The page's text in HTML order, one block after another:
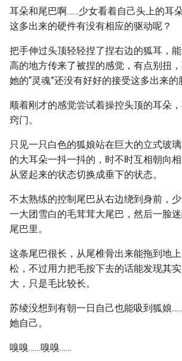
耳朵和尾巴啊……少女看着自己头上的耳
这多出来的硬件有没有相应的驱动呢？
把手伸过头顶轻轻捏了捏右边的狐耳，
高的地方传来了被捏的感觉，有点别扭
她的“灵魂”还没有好好的接受这多出来的
顺着刚才的感觉尝试着操控头顶的耳朵
窍门。
只见一只白色的狐娘站在巨大的立式玻
的大耳朵一抖一抖的，时不时互相朝向
从竖起来的状态切换成垂下的状态。
不太熟练的控制尾巴从右边绕到身前，
一大团雪白的毛茸茸大尾巴，然后一脸
尾巴里。
这条尾巴很长，从尾椎骨出来能拖到地
松，不过用力把毛按下去的话能发现其
大，只是毛比较长。
苏绫没想到有朝一日自己也能吸到狐娘
她自己。
嗅嗅……嗅嗅……